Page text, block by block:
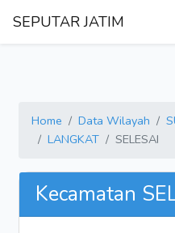
SEPUTAR JATIM
Home Data Wilayah
LANGKAT
SELESAI
Kecamatan